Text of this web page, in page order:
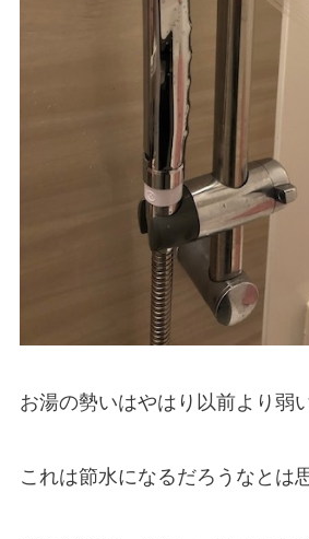
お湯の勢いはやはり以前より弱
これは節水になるだろうなとは